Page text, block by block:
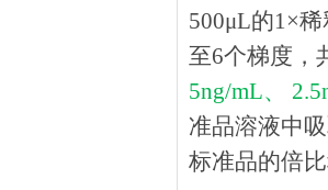
500μL的1×
至6个梯度，
5ng/mL、
准品溶液中
标准品的倍